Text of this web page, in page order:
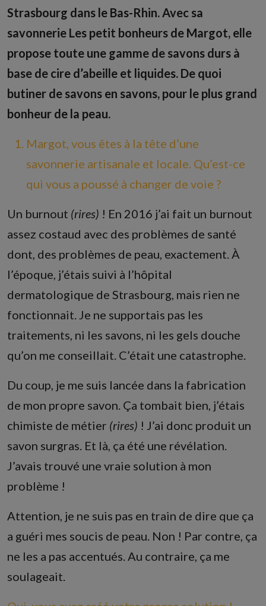
Strasbourg dans le Bas-Rhin. Avec sa
savonnerie Les petit bonheurs de Margot, elle
propose toute une gamme de savons durs à
base de cire d’abeille et liquides. De quoi
butiner de savons en savons, pour le plus grand
bonheur de la peau.
Margot, vous êtes à la tête d’une
savonnerie artisanale et locale. Qu’est-ce
qui vous a poussé à changer de voie ?
Un burnout (rires) ! En 2016 j’ai fait un burnout
assez costaud avec des problèmes de santé
dont, des problèmes de peau, exactement. À
l’époque, j’étais suivi à l’hôpital
dermatologique de Strasbourg, mais rien ne
fonctionnait. Je ne supportais pas les
traitements, ni les savons, ni les gels douche
qu’on me conseillait. C’était une catastrophe.
Du coup, je me suis lancée dans la fabrication
de mon propre savon. Ça tombait bien, j’étais
chimiste de métier (rires) ! J’ai donc produit un
savon surgras. Et là, ça été une révélation.
J’avais trouvé une vraie solution à mon
problème !
Attention, je ne suis pas en train de dire que ça
a guéri mes soucis de peau. Non ! Par contre, ça
ne les a pas accentués. Au contraire, ça me
soulageait.